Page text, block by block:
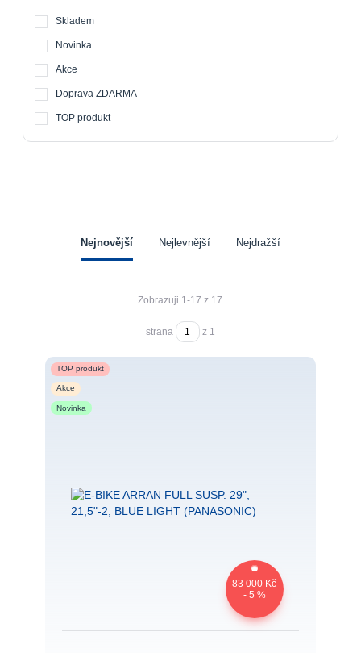
Skladem
Novinka
Akce
Doprava ZDARMA
TOP produkt
Nejnovější Nejlevnější Nejdražší
Zobrazuji 1-17 z 17
strana z 1
TOP produkt
Akce
Novinka
83 000 Kč
- 5 %